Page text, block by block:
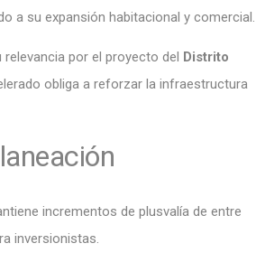
a su expansión habitacional y comercial.
por el proyecto del Distrito
obliga a reforzar la infraestructura
incrementos de plusvalía de entre
inversionistas.